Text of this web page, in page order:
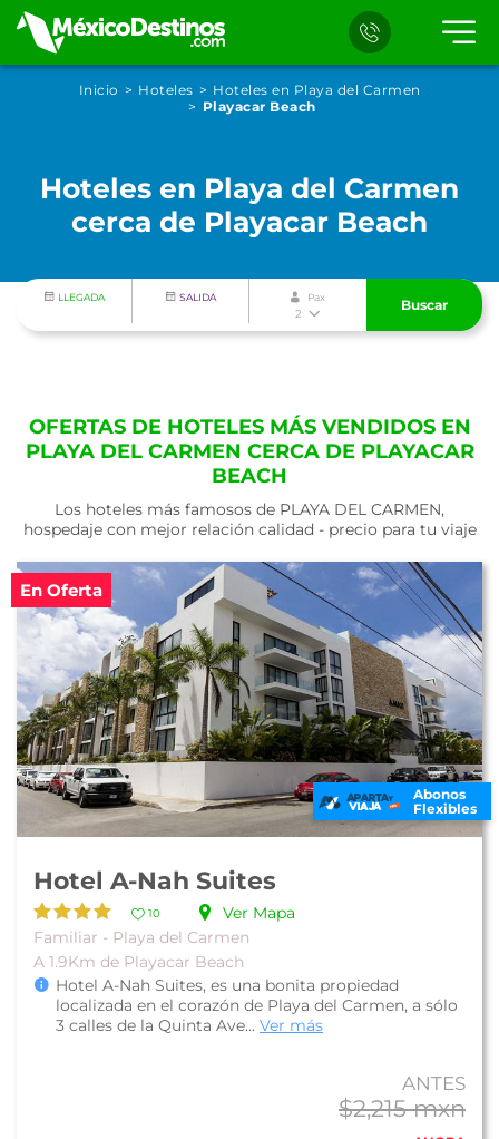
Inicio Hoteles
Hoteles en Playa del Carmen
Playacar Beach
Hoteles en Playa del Carmen
cerca de Playacar Beach
LLEGADA SALIDA Pax
2
Buscar
OFERTAS DE HOTELES MÁS VENDIDOS EN
PLAYA DEL CARMEN CERCA DE PLAYACAR
BEACH
Los hoteles más famosos de PLAYA DEL CARMEN,
hospedaje con mejor relación calidad - precio para tu viaje
En Oferta
Abonos
Flexibles
Hotel A-Nah Suites
10
Ver Mapa
Familiar - Playa del Carmen
A 1.9Km de Playacar Beach
Hotel A-Nah Suites, es una bonita propiedad
localizada en el corazón de Playa del Carmen, a sólo
3 calles de la Quinta Ave... Ver más
ANTES
$2,215 mxn